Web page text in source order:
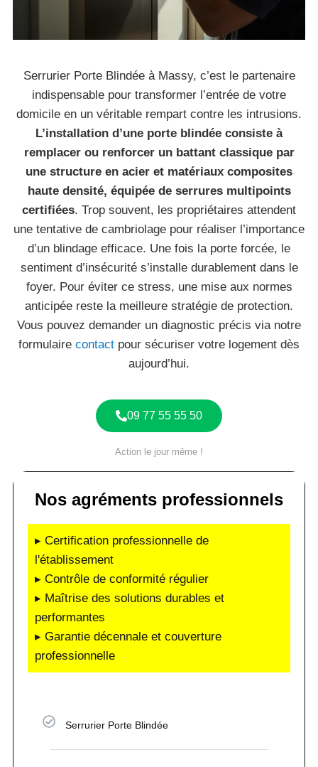
Serrurier Porte Blindée à Massy, c’est le partenaire
indispensable pour transformer l’entrée de votre
domicile en un véritable rempart contre les intrusions.
L’installation d’une porte blindée consiste à
remplacer ou renforcer un battant classique par
une structure en acier et matériaux composites
haute densité, équipée de serrures multipoints
certifiées. Trop souvent, les propriétaires attendent
une tentative de cambriolage pour réaliser l’importance
d’un blindage efficace. Une fois la porte forcée, le
sentiment d’insécurité s’installe durablement dans le
foyer. Pour éviter ce stress, une mise aux normes
anticipée reste la meilleure stratégie de protection.
Vous pouvez demander un diagnostic précis via notre
formulaire contact pour sécuriser votre logement dès
aujourd’hui.
09 77 55 55 50
Action le jour même !
Nos agréments professionnels
▸ Certification professionnelle de
l'établissement
▸ Contrôle de conformité régulier
▸ Maîtrise des solutions durables et
performantes
▸ Garantie décennale et couverture
professionnelle
Serrurier Porte Blindée